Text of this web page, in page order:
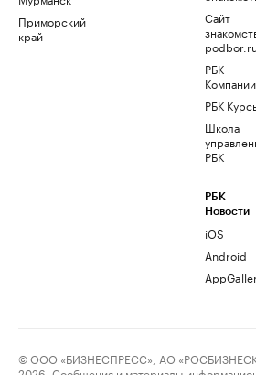
Приморский
край
Сайт
РБК
Компании
РБК
Школа
РБК
РБК
Новости
iOS
Android
© ООО «БИЗНЕСПРЕСС», АО